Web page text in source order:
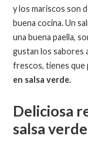
y los mariscos son
buena cocina. Un
una buena paella,
gustan los sabores
frescos, tienes que
en salsa verde.
Deliciosa
salsa verde